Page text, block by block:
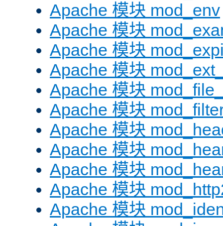
Apache 模块 mod_env
Apache 模块
Apache 模块
Apache 模块
Apache 模块
Apache 模块
Apache 模块
Apache 模块
Apache 模块
Apache 模块
Apache 模块